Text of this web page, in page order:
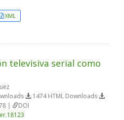
XML
televisiva serial como
1474 HTML Downloads
|
DOI